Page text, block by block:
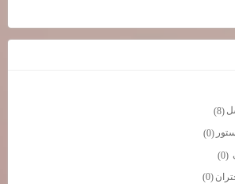
(8)
(0)
(0)
(0)